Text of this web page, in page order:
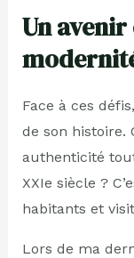
Un
Face à ces
de son histoire.
authenticité
XXIe siècle ?
habitants et
Lors de ma